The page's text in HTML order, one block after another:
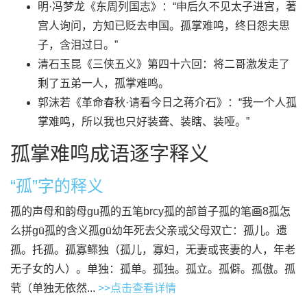
明·冯梦龙《东周列国志》：“申后久不见太子进宫，著
宫人询问，方知已贬去申国。孤掌难鸣，终日怨夫思
子，含泪过日。”
清石玉昆《三侠五义》第四十六回：将二哥激发走了
剩了五弟一人，孤掌难鸣。
郭沫若《革命春秋·请看今日之蒋介石》：“我一个人孤
掌难鸣，所以我也只好装聋、装瞎、装哑。”
孤掌难鸣成语逐字释义
“孤”字的释义
孤的声母和韵母gu孤的五笔brcy孤的部首子孤的笔画8孤怎
么拼gū孤的含义孤gū幼年死去父亲或父母双亡：孤儿。遗
孤。托孤。孤寡鳏独（孤儿，寡妇，无妻或丧妻的人，年老
无子女的人）。单独：孤单。孤独。孤立。孤僻。孤傲。孤
茕（单独无依然... >>点击查看详情